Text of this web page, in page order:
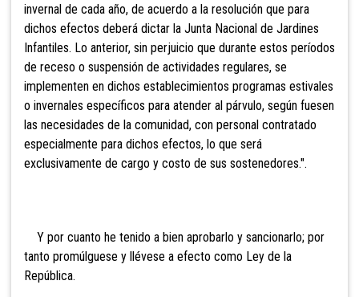
invernal de cada año, de acuerdo a la resolución que para
dichos efectos deberá dictar la Junta Nacional de Jardines
Infantiles. Lo anterior, sin perjuicio que durante estos períodos
de receso o suspensión de actividades regulares, se
implementen en dichos establecimientos programas estivales
o invernales específicos para atender al párvulo, según fuesen
las necesidades de la comunidad, con personal contratado
especialmente para dichos efectos, lo que será
exclusivamente de cargo y costo de sus sostenedores.".
Y por cuanto he tenido a bien aprobarlo y sancionarlo; por
tanto promúlguese y llévese a efecto como Ley de la
República.